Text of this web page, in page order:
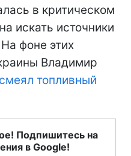
в критическом
искать источники
фоне этих
Владимир
топливный
Подпишитесь на
в Google!